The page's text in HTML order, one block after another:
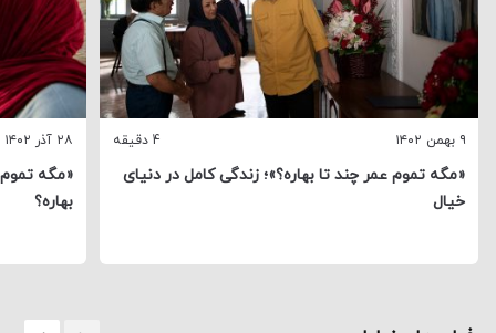
۹ بهمن ۱۴۰۲ 4 دقیقه
«مگه تموم عمر چند تا بهاره؟»؛ زندگی کامل در دنیای
خیال
۲۸ آذر ۱۴۰۲
«مگه تموم
بهاره؟